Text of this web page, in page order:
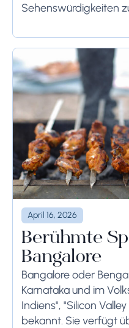
Sehenswürdigkeiten
genießen. Wenn Sie
Rom planen,...
April 16, 2026
Berühmte
Bangalore
Bangalore oder
Karnataka und im
Indiens", "Silicon
bekannt. Sie verfügt